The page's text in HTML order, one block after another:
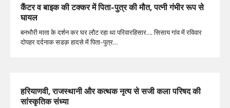
कैंटर व बाइक की टक्कर में पिता-पुत्र की मौत, पत्नी गंभीर रूप से
घायल
बनभौरी माता के दर्शन कर घर लौट रहा था परिवारहिसार…. सिसाय गांव में रविवार
दोपहर दर्दनाक सडक़ हादसे में पिता-पुत्र…
हरियाणवी, राजस्थानी और कत्थक नृत्य से सजी कला परिषद की
सांस्कृतिक संध्या